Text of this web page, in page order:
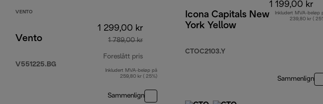
pris 4 399,00 kr
VENTO
Vento
V551225.BG
1 299,00 kr
1 789,00 kr
Foreslått pris
opprinnelig pris 1 789,00 kr
Inkludert MVA-beløp på
259,80 kr ( 25%)
Sammenlign
Icona Capitals New
York Yellow
CTOC2103.Y
1 199,00 kr
Inkludert MVA-beløp
239,80 kr (
Sammenlign